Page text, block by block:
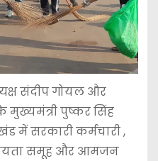
संदीप गोयल और
मुख्यमंत्री पुष्कर सिंह
में सरकारी कर्मचारी ,
समूह और आमजन